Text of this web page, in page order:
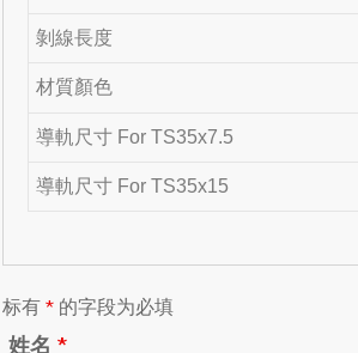
剝線長度
材質顏色
導軌尺寸 For TS35x7.5
導軌尺寸 For TS35x15
标有 * 的字段为必填
姓名 *